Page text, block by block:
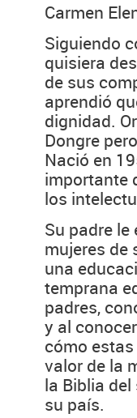
Carmen
Siguiendo
quisiera
de sus
aprendió
dignidad.
Dongre
Nació en
importante
los
Su padre
mujeres de
una
temprana
padres,
y al
cómo
valor de la
la Biblia
su país.